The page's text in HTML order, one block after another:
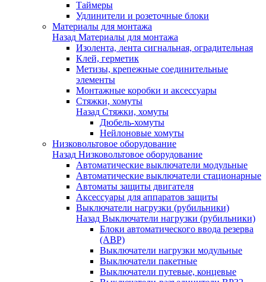
Таймеры
Удлинители и розеточные блоки
Материалы для монтажа
Назад Материалы для монтажа
Изолента, лента сигнальная, оградительная
Клей, герметик
Метизы, крепежные соединительные
элементы
Монтажные коробки и аксессуары
Стяжки, хомуты
Назад Стяжки, хомуты
Дюбель-хомуты
Нейлоновые хомуты
Низковольтовое оборудование
Назад Низковольтовое оборудование
Автоматические выключатели модульные
Автоматические выключатели стационарные
Автоматы защиты двигателя
Аксессуары для аппаратов защиты
Выключатели нагрузки (рубильники)
Назад Выключатели нагрузки (рубильники)
Блоки автоматического ввода резерва
(АВР)
Выключатели нагрузки модульные
Выключатели пакетные
Выключатели путевые, концевые